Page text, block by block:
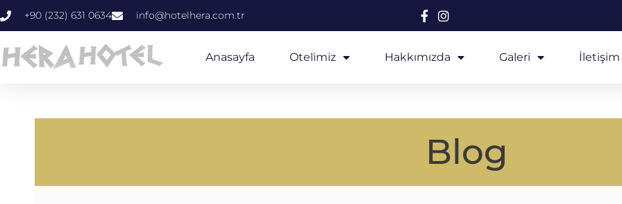
+90 (232) 631 0634 info@hotelhera.com.tr
Anasayfa Otelimiz Hakkımızda Galeri İletişim
Blog